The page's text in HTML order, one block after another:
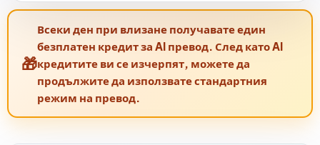
Всеки ден при влизане получавате един
безплатен кредит за AI превод. След като AI
кредитите ви се изчерпят, можете да
продължите да използвате стандартния
режим на превод.